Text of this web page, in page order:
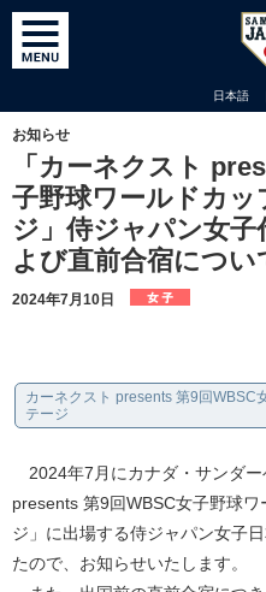
日本語
お知らせ
「カーネクスト
子野球ワールドカ
ジ」侍ジャパン女
よび直前合宿につい
2024年7月10日
カーネクスト presents 第9回WBSC
テージ
2024年7月にカナダ・サンダー
presents 第9回WBSC女子野球
ジ」に出場する侍ジャパン女子
たので、お知らせいたします。